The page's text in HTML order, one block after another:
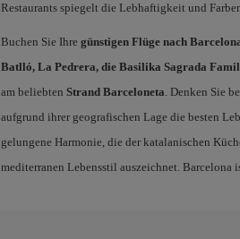
Restaurants spiegelt die Lebhaftigkeit und
Buchen Sie Ihre günstigen Flüge nach
Batlló, La Pedrera, die Basilika Sagrada
am beliebten Strand Barceloneta. Denken Sie
aufgrund ihrer geografischen Lage die besten
gelungene Harmonie, die der katalanischen
mediterranen Lebensstil auszeichnet.